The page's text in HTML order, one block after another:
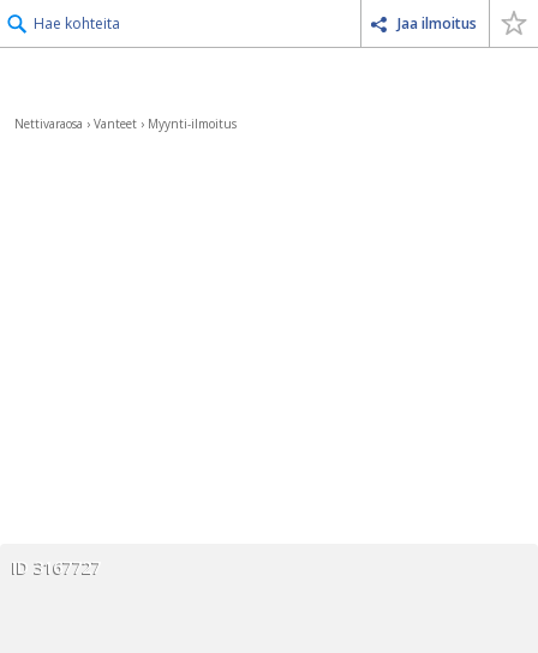
Hae kohteita Jaa ilmoitus
Nettivaraosa › Vanteet › Myynti-ilmoitus
ID 3167727